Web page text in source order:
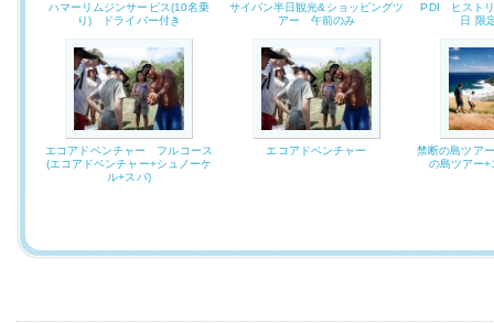
ハマーリムジンサービス(10名乗
り) ドライバー付き
サイパン半日観光&ショッピングツ
アー 午前のみ
PDI ヒストリ
日 限
エコアドベンチャー フルコース
(エコアドベンチャー+シュノーケ
ル+スパ)
エコアドベンチャー
禁断の島ツア
の島ツアー